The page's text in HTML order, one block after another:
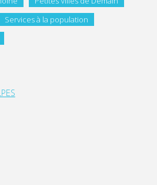
Services à la population